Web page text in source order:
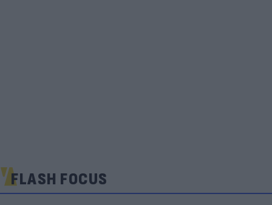
FLASH FOCUS